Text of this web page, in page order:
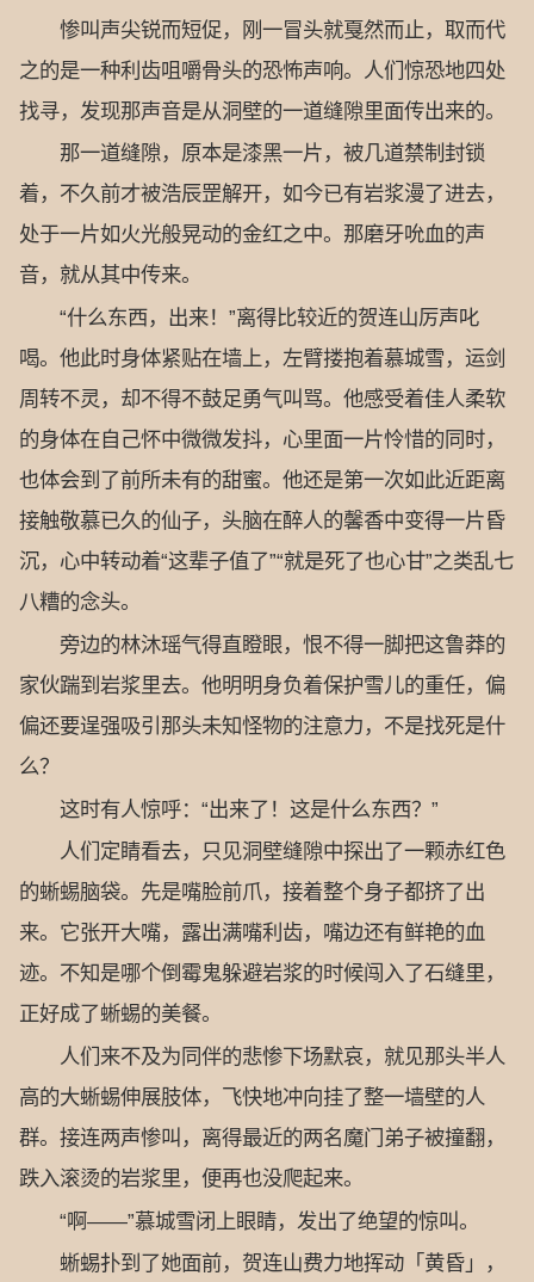
惨叫声尖锐而短促，刚一冒头就戛然而止，取而代
之的是一种利齿咀嚼骨头的恐怖声响。人们惊恐地四处
找寻，发现那声音是从洞壁的一道缝隙里面传出来的。
那一道缝隙，原本是漆黑一片，被几道禁制封锁
着，不久前才被浩辰罡解开，如今已有岩浆漫了进去，
处于一片如火光般晃动的金红之中。那磨牙吮血的声
音，就从其中传来。
“什么东西，出来！”离得比较近的贺连山厉声叱
喝。他此时身体紧贴在墙上，左臂搂抱着慕城雪，运剑
周转不灵，却不得不鼓足勇气叫骂。他感受着佳人柔软
的身体在自己怀中微微发抖，心里面一片怜惜的同时，
也体会到了前所未有的甜蜜。他还是第一次如此近距离
接触敬慕已久的仙子，头脑在醉人的馨香中变得一片昏
沉，心中转动着“这辈子值了”“就是死了也心甘”之类乱七
八糟的念头。
旁边的林沐瑶气得直瞪眼，恨不得一脚把这鲁莽的
家伙踹到岩浆里去。他明明身负着保护雪儿的重任，偏
偏还要逞强吸引那头未知怪物的注意力，不是找死是什
么？
这时有人惊呼：“出来了！这是什么东西？”
人们定睛看去，只见洞壁缝隙中探出了一颗赤红色
的蜥蜴脑袋。先是嘴脸前爪，接着整个身子都挤了出
来。它张开大嘴，露出满嘴利齿，嘴边还有鲜艳的血
迹。不知是哪个倒霉鬼躲避岩浆的时候闯入了石缝里，
正好成了蜥蜴的美餐。
人们来不及为同伴的悲惨下场默哀，就见那头半人
高的大蜥蜴伸展肢体，飞快地冲向挂了整一墙壁的人
群。接连两声惨叫，离得最近的两名魔门弟子被撞翻，
跌入滚烫的岩浆里，便再也没爬起来。
“啊——”慕城雪闭上眼睛，发出了绝望的惊叫。
蜥蜴扑到了她面前，贺连山费力地挥动「黄昏」，